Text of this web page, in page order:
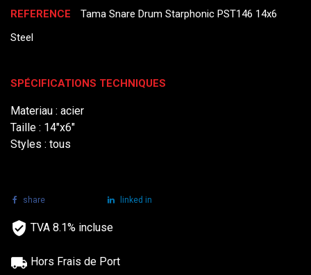
REFERENCE
Tama Snare Drum Starphonic PST146 14x6
Steel
SPÉCIFICATIONS TECHNIQUES
Materiau : acier
Taille : 14"x6"
Styles : tous
share linked in
TVA 8.1% incluse
Hors Frais de Port